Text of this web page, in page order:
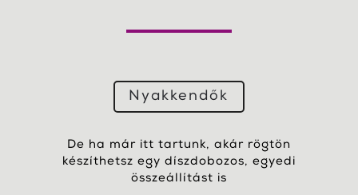
Nyakkendők
De ha már itt tartunk, akár rögtön
készíthetsz egy díszdobozos, egyedi
összeállítást is